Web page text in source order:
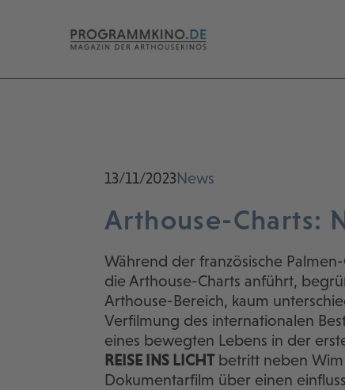
13/11/2023News
Arthouse-Charts:
Während der französische
die Arthouse-Charts anführt,
Arthouse-Bereich, kaum
Verfilmung des internationalen
eines bewegten Lebens in der
REISE INS LICHTbetritt neben Wim
Dokumentarfilm über einen